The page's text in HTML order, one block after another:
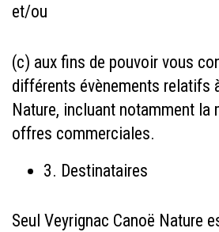
et/ou
(c) aux fins de pouvoir vous
différents évènements relatifs
Nature, incluant notamment la
offres commerciales.
3. Destinataires
Seul Veyrignac Canoë Nature